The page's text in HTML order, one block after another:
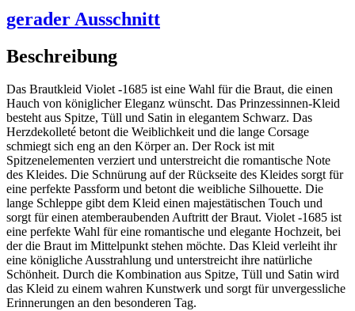
gerader Ausschnitt
Beschreibung
Das Brautkleid Violet -1685 ist eine Wahl für die Braut, die einen
Hauch von königlicher Eleganz wünscht. Das Prinzessinnen-Kleid
besteht aus Spitze, Tüll und Satin in elegantem Schwarz. Das
Herzdekolleté betont die Weiblichkeit und die lange Corsage
schmiegt sich eng an den Körper an. Der Rock ist mit
Spitzenelementen verziert und unterstreicht die romantische Note
des Kleides. Die Schnürung auf der Rückseite des Kleides sorgt für
eine perfekte Passform und betont die weibliche Silhouette. Die
lange Schleppe gibt dem Kleid einen majestätischen Touch und
sorgt für einen atemberaubenden Auftritt der Braut. Violet -1685 ist
eine perfekte Wahl für eine romantische und elegante Hochzeit, bei
der die Braut im Mittelpunkt stehen möchte. Das Kleid verleiht ihr
eine königliche Ausstrahlung und unterstreicht ihre natürliche
Schönheit. Durch die Kombination aus Spitze, Tüll und Satin wird
das Kleid zu einem wahren Kunstwerk und sorgt für unvergessliche
Erinnerungen an den besonderen Tag.